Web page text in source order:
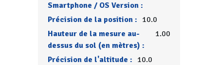
Smartphone / OS Version :
Précision de la position : 10.0
Hauteur de la mesure au-
dessus du sol (en mètres) :
1.00
Précision de l'altitude : 10.0